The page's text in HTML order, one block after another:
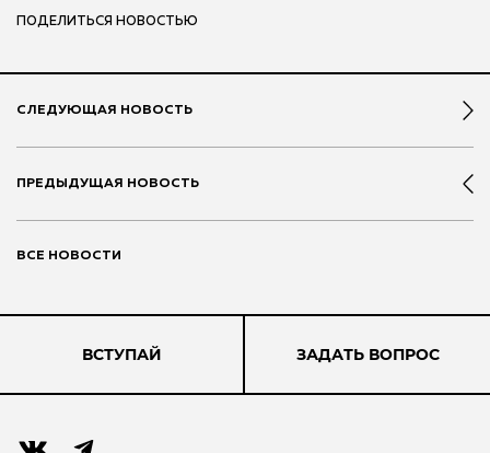
ПОДЕЛИТЬСЯ НОВОСТЬЮ
ПРЕДЫДУЩАЯ НОВОСТЬ
ВСЕ НОВОСТИ
СЛЕДУЮЩАЯ НОВОСТЬ
ВСТУПАЙ ЗАДАТЬ ВОПРОС